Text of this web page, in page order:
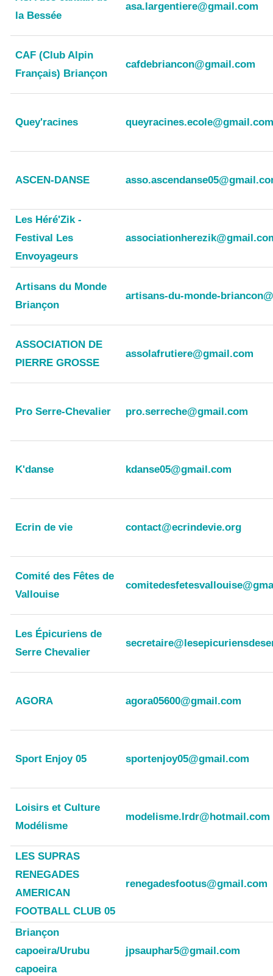
la Bessée
asa.largentiere@gmail.com
CAF (Club Alpin
Français) Briançon
cafdebriancon@gmail.com
Quey'racines queyracines.ecole@gmail.com
ASCEN-DANSE
Les Héré'Zik -
Festival Les
Envoyageurs
Artisans du Monde
Briançon
artisans-du-monde-
ASSOCIATION DE
PIERRE GROSSE
assolafrutiere@gmail.com
Pro Serre-Chevalier pro.serreche@gmail.com
K'danse kdanse05@gmail.com
Ecrin de vie contact@ecrindevie.org
Comité des Fêtes de
Vallouise
Les Épicuriens de
Serre Chevalier
AGORA agora05600@gmail.com
Sport Enjoy 05 sportenjoy05@gmail.com
Loisirs et Culture
Modélisme
modelisme.lrdr@hotmail.com
LES SUPRAS
RENEGADES
AMERICAN
FOOTBALL CLUB 05
renegadesfootus@gmail.com
Briançon
capoeira/Urubu
capoeira
jpsauphar5@gmail.com